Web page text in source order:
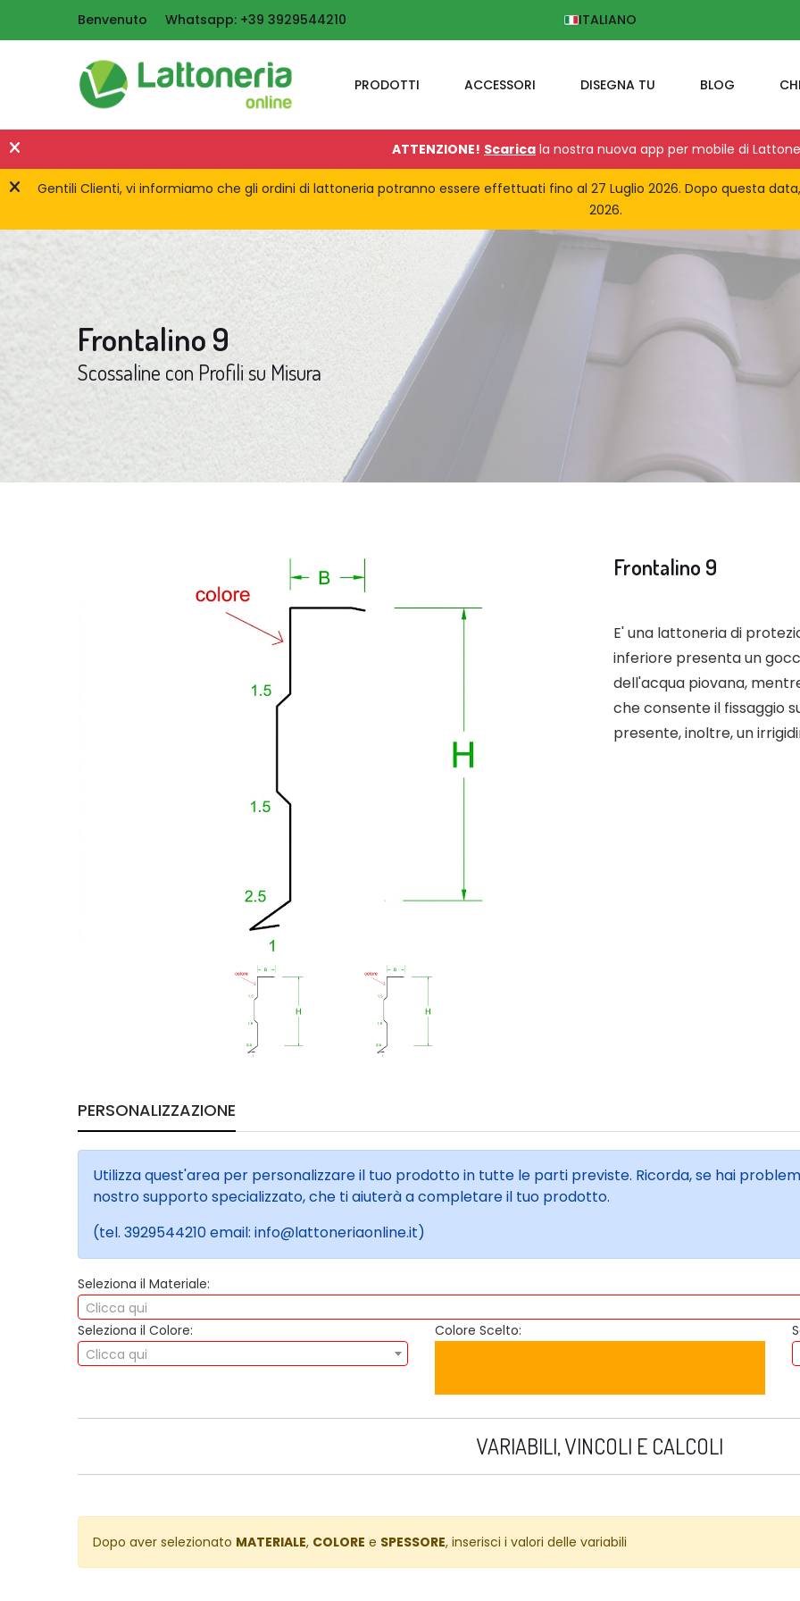
Benvenuto Whatsapp: +39 3929544210 ITALIANO
PRODOTTI ACCESSORI DISEGNA TU BLOG
ATTENZIONE! Scarica la nostra nuova app per mobile di
Gentili Clienti, vi informiamo che gli ordini di lattoneria potranno essere effettuati fino al 27 Luglio 2026. Dopo questa
2026.
Frontalino 9
Scossaline con Profili su Misura
Frontalino 9
E' una lattoneria di
inferiore presenta un
dell'acqua piovana,
che consente il fissaggio
presente, inoltre, un
PERSONALIZZAZIONE
Utilizza quest'area per personalizzare il tuo prodotto in tutte le parti previste. Ricorda, se hai
nostro supporto specializzato, che ti aiuterà a completare il tuo prodotto.
(tel. 3929544210 email: info@lattoneriaonline.it)
Seleziona il Materiale:
Clicca qui
Seleziona il Colore:
Clicca qui
Colore Scelto:
VARIABILI, VINCOLI E CALCOLI
Dopo aver selezionato MATERIALE, COLORE e SPESSORE, inserisci i valori delle variabili